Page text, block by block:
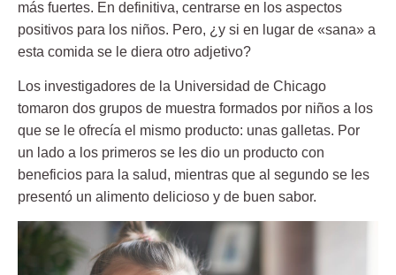
más fuertes. En definitiva, centrarse en los aspectos
positivos para los niños. Pero, ¿y si en lugar de «sana» a
esta comida se le diera otro adjetivo?
Los investigadores de la Universidad de Chicago
tomaron dos grupos de muestra formados por niños a los
que se le ofrecía el mismo producto: unas galletas. Por
un lado a los primeros se les dio un producto con
beneficios para la salud, mientras que al segundo se les
presentó un alimento delicioso y de buen sabor.